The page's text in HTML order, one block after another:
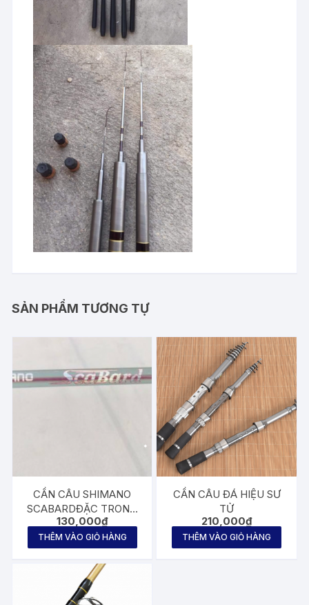
SẢN PHẨM TƯƠNG TỰ
CẦN CÂU SHIMANO
SCABARDĐẶC TRONG
CÓ TIM CHỈ ĐỎ
130,000₫
THÊM VÀO GIỎ HÀNG
CẦN CÂU ĐÁ HIỆU SƯ
TỬ
210,000₫
THÊM VÀO GIỎ HÀNG